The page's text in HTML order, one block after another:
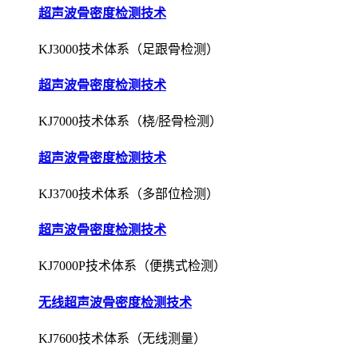
超声波骨密度检测技术
KJ3000技术体系（足跟骨检测）
超声波骨密度检测技术
KJ7000技术体系（桡/胫骨检测）
超声波骨密度检测技术
KJ3700技术体系（多部位检测）
超声波骨密度检测技术
KJ7000P技术体系（便携式检测）
无线超声波骨密度检测技术
KJ7600技术体系（无线测量）